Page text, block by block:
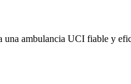
ambulancia UCI fiable y